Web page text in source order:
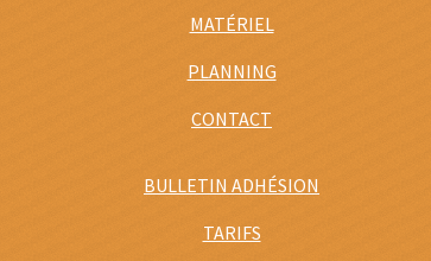
MATÉRIEL
PLANNING
CONTACT
BULLETIN ADHÉSION
TARIFS